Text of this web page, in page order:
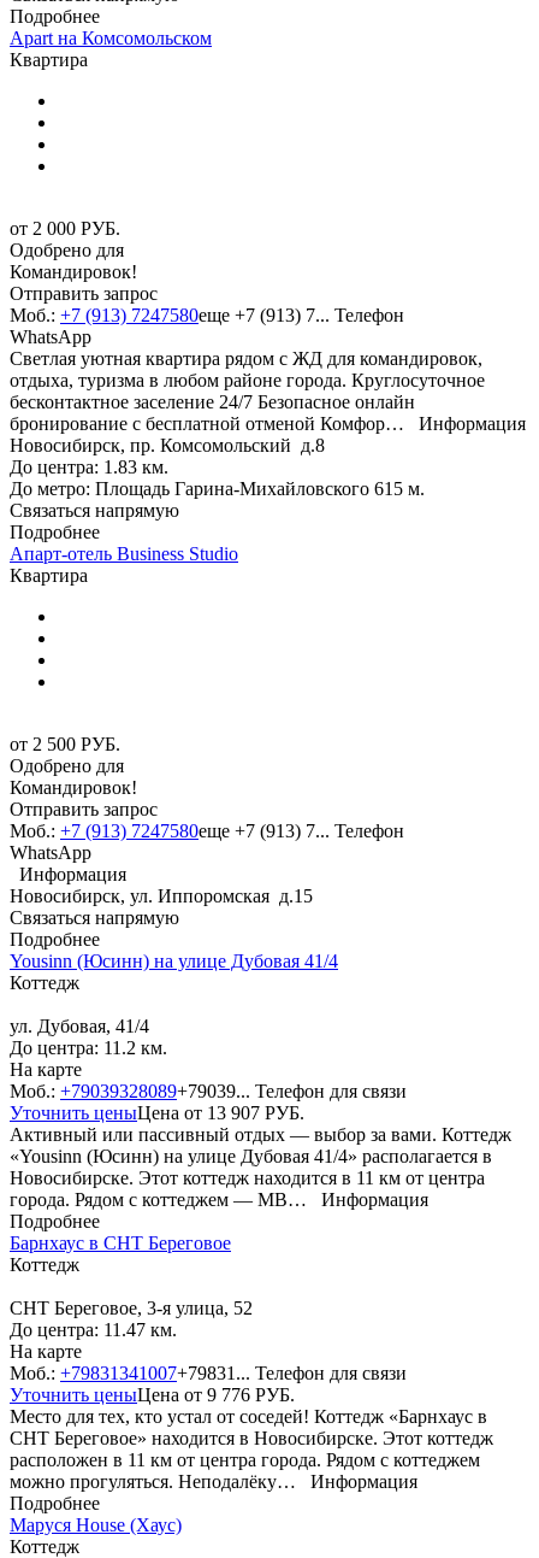
Подробнее
Apart на Комсомольском
Квартира
от 2 000 РУБ.
Одобрено для
Командировок!
Отправить запрос
Моб.: +7 (913) 7247580еще +7 (913) 7... Телефон
WhatsApp
Cветлaя уютная квapтира рядом с ЖД для командировок,
отдыха, туризма в любом районе города. Круглосуточное
бесконтактное заселение 24/7 Безопасное онлайн
бронирование с бесплатной отменой Комфор… Информация
Новосибирск, пр. Комсомольский д.8
До центра: 1.83 км.
До метро: Площадь Гарина-Михайловского 615 м.
Связаться напрямую
Подробнее
Апарт-отель Business Studio
Квартира
от 2 500 РУБ.
Одобрено для
Командировок!
Отправить запрос
Моб.: +7 (913) 7247580еще +7 (913) 7... Телефон
WhatsApp
Информация
Новосибирск, ул. Иппоромская д.15
Связаться напрямую
Подробнее
Yousinn (Юсинн) на улице Дубовая 41/4
Коттедж
ул. Дубовая, 41/4
До центра: 11.2 км.
На карте
Моб.: +79039328089+79039... Телефон для связи
Уточнить ценыЦена от 13 907 РУБ.
Активный или пассивный отдых — выбор за вами. Коттедж
«Yousinn (Юсинн) на улице Дубовая 41/4» располагается в
Новосибирске. Этот коттедж находится в 11 км от центра
города. Рядом с коттеджем — МВ… Информация
Подробнее
Барнхаус в СНТ Береговое
Коттедж
СНТ Береговое, 3-я улица, 52
До центра: 11.47 км.
На карте
Моб.: +79831341007+79831... Телефон для связи
Уточнить ценыЦена от 9 776 РУБ.
Место для тех, кто устал от соседей! Коттедж «Барнхаус в
СНТ Береговое» находится в Новосибирске. Этот коттедж
расположен в 11 км от центра города. Рядом с коттеджем
можно прогуляться. Неподалёку… Информация
Подробнее
Маруся House (Хаус)
Коттедж